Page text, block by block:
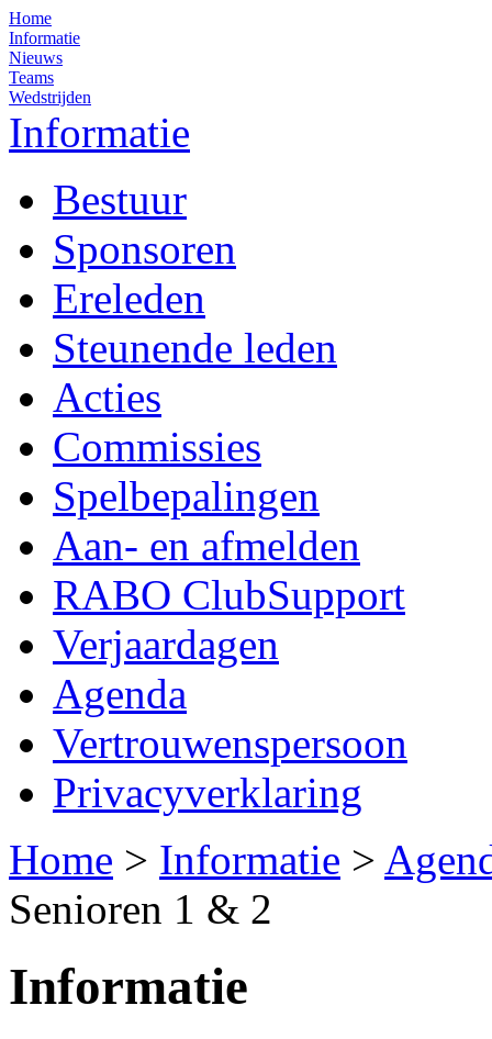
Home
Informatie
Nieuws
Teams
Wedstrijden
Informatie
Bestuur
Sponsoren
Ereleden
Steunende leden
Acties
Commissies
Spelbepalingen
Aan- en afmelden
RABO ClubSupport
Verjaardagen
Agenda
Vertrouwenspersoon
Privacyverklaring
Home > Informatie >
Senioren 1 & 2
Informatie